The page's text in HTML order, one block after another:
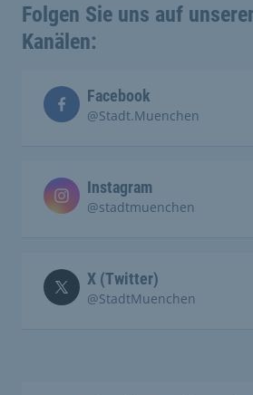
Folgen Sie uns auf
Kanälen:
Facebook
@Stadt.Muenchen
Instagram
@stadtmuenchen
X (Twitter)
@StadtMuenchen